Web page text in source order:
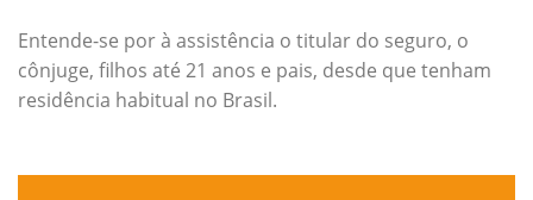
Entende-se por à assistência o titular do seguro, o
cônjuge, filhos até 21 anos e pais, desde que tenham
residência habitual no Brasil.